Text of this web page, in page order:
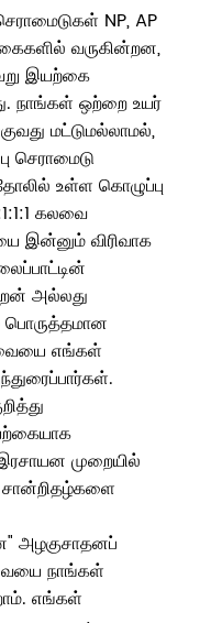
NP, AP
வருகின்றன,
இயற்கை
நாங்கள் ஒற்றை உயர்
மட்டுமல்லாமல்,
செராமைடு
உள்ள கொழுப்பு
கலவை
விரிவாக
அல்லது
பொருத்தமான
எங்கள்
முறையில்
சான்றிதழ்களை
அழகுசாதனப்
நாங்கள்
எங்கள்